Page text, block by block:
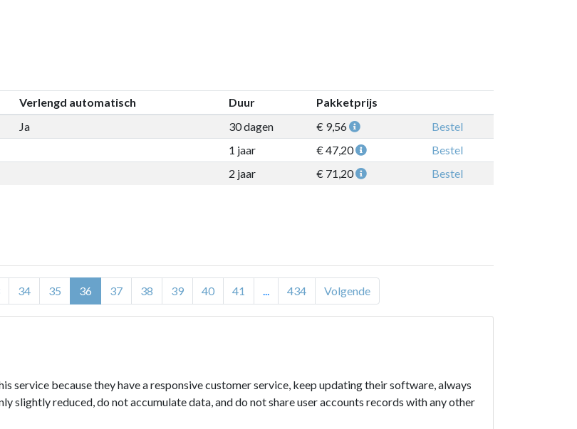
Verlengd automatisch Duur
Pakketprijs
Ja 30 dagen € 9,56
Bestel
1 jaar
€ 47,20
Bestel
2 jaar
€ 71,20 Bestel
34 35 36 37 38 39 40 41 434 Volgende
service because they have a responsive customer service, keep updating their software, always
slightly reduced, do not accumulate data, and do not share user accounts records with any other